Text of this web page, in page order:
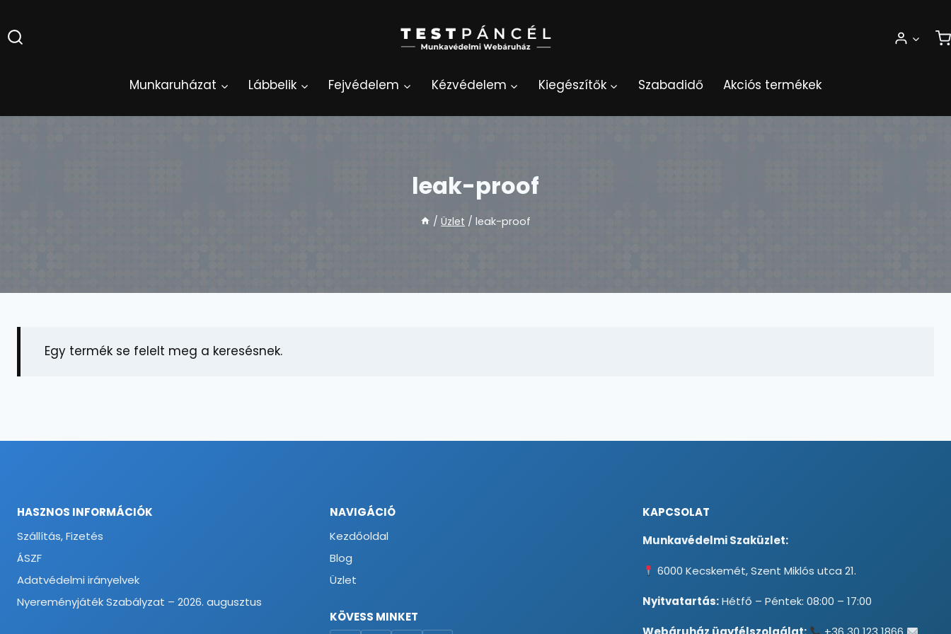
to
content
Munkaruházat Lábbelik Fejvédelem Kézvédelem Kiegészítők Szabadidő Akciós termékek
leak-proof
/ Üzlet / leak-proof
Egy termék se felelt meg a keresésnek.
HASZNOS INFORMÁCIÓK
Szállítás, Fizetés
ÁSZF
Adatvédelmi irányelvek
Nyereményjáték Szabályzat – 2026. augusztus
NAVIGÁCIÓ
Kezdőoldal
Blog
Üzlet
KÖVESS MINKET
KAPCSOLAT
Munkavédelmi Szaküzlet:
6000 Kecskemét, Szent Miklós utca 21.
Nyitvatartás:Hétfő – Péntek: 08:00 – 17:00